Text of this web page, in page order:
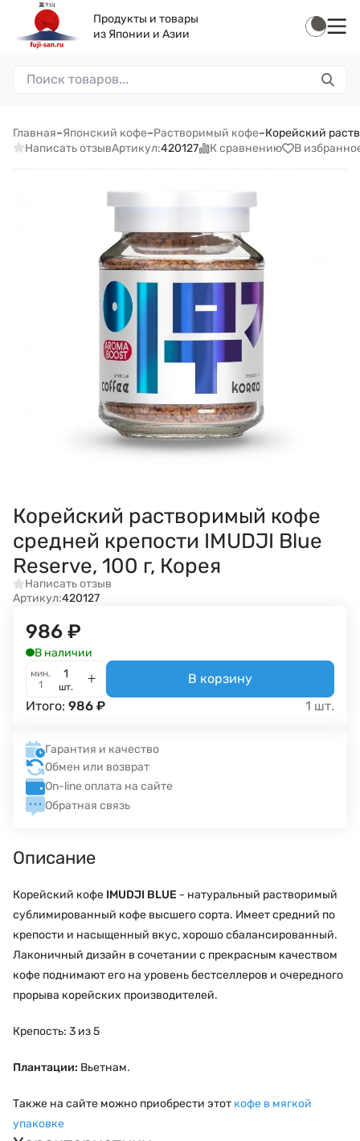
Продукты и товары
из Японии и Азии
Главная–Японский кофе–Растворимый кофе–Корейский
Написать отзывАртикул:420127 К сравнению В
Корейский растворимый кофе
средней крепости IMUDJI Blue
Reserve, 100 г, Корея
Написать отзыв
Артикул:420127
986 ₽
В наличии
мин.
1
шт.
В корзину
Итого: 986 ₽ 1 шт.
Гарантия и качество
Обмен или возврат
On-line оплата на сайте
Обратная связь
Описание
Корейский кофе IMUDJI BLUE - натуральный растворимый
сублимированный кофе высшего сорта. Имеет средний по
крепости и насыщенный вкус, хорошо сбалансированный.
Лаконичный дизайн в сочетании с прекрасным качеством
кофе поднимают его на уровень бестселлеров и очередного
прорыва корейских производителей.
Крепость: 3 из 5
Плантации: Вьетнам.
Также на сайте можно приобрести этот кофе в мягкой
упаковке